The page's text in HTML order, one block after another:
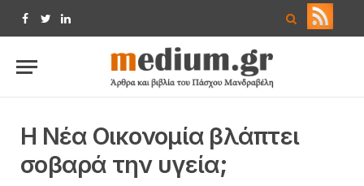
Facebook
TwitterLinkedIn
H Nέα Oικονομία βλάπτει
σοβαρά την υγεία;